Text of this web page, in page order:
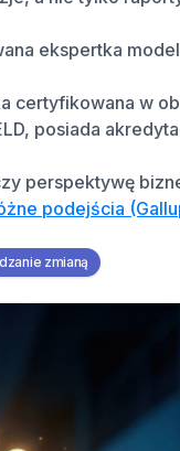
ekspertka
certyfikowana w
posiada
perspektywę
podejścia
zmianą